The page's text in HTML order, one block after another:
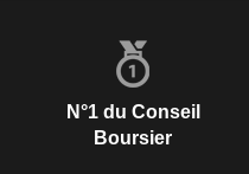
N°1 du Conseil
Boursier